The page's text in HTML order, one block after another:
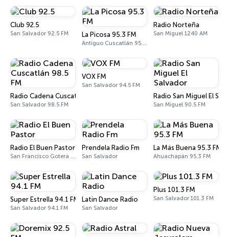
Club 92.5
San Salvador 92.5 FM La Picosa 95.3 FM
Antiguo Cuscatlán 95.3 FM
Radio Norteña
San Miguel 1240 AM
Radio Cadena Cuscatlán 98.5 FM
San Salvador 98.5 FM
VOX FM
San Salvador 94.5 FM
Radio San Miguel El
San Miguel 90.5 FM
Radio El Buen Pastor
San Francisco Gotera 94.9 FM
Prendela Radio Fm
San Salvador
La Más Buena 95.3 FM
Ahuachapán 95.3 FM
Super Estrella 94.1 FM
San Salvador 94.1 FM
Latin Dance Radio
San Salvador
Plus 101.3 FM
San Salvador 101.3 FM